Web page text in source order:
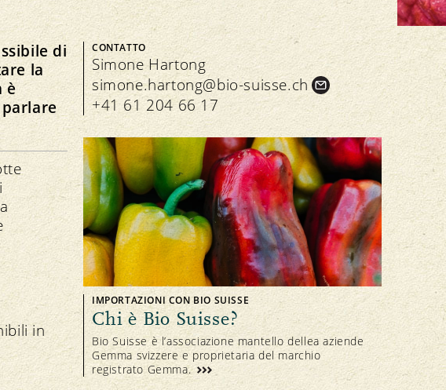
di
la
è
in
CONTATTO
Simone Hartong
simone.hartong@bio-suisse.ch
+41 61 204 66 17
IMPORTAZIONI CON BIO SUISSE
Chi è Bio Suisse?
Bio Suisse è l’associazione mantello dellea aziende
Gemma svizzere e proprietaria del marchio
registrato Gemma.